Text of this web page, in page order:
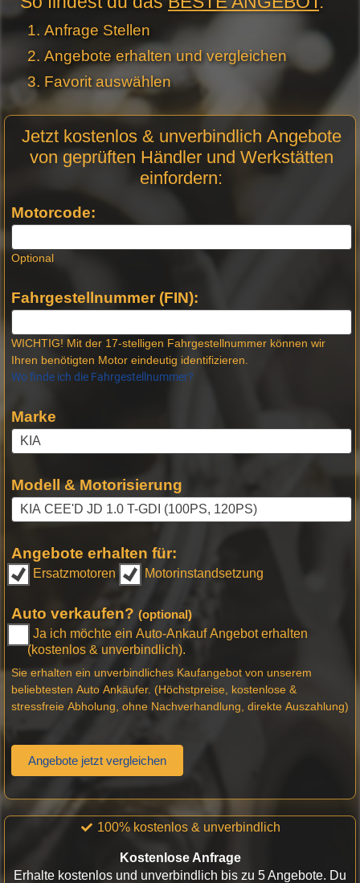
Anfrage Stellen
Angebote erhalten und vergleichen
Favorit auswählen
Anfrage
Stellen -
Jetzt kostenlos & unverbindlich Angebote
von geprüften Händler und Werkstätten
einfordern:
Motorcode:
Optional
Fahrgestellnummer (FIN):
WICHTIG! Mit der 17-stelligen Fahrgestellnummer können wir
Ihren benötigten Motor eindeutig identifizieren.
Wo finde ich die Fahrgestellnummer?
Marke
Modell & Motorisierung
Angebote erhalten für:
Ersatzmotoren Motorinstandsetzung
Auto verkaufen? (optional)
Ja ich möchte ein Auto-Ankauf Angebot erhalten
(kostenlos & unverbindlich).
Sie erhalten ein unverbindliches Kaufangebot von unserem
beliebtesten Auto Ankäufer. (Höchstpreise, kostenlose &
stressfreie Abholung, ohne Nachverhandlung, direkte Auszahlung)
Angebote jetzt vergleichen
100% kostenlos & unverbindlich
Kostenlose Anfrage
Erhalte kostenlos und unverbindlich bis zu 5 Angebote. Du